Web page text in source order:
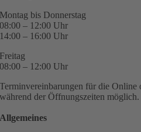
Montag bis Donnerstag
08:00 – 12:00 Uhr
14:00 – 16:00 Uhr
Freitag
08:00 – 12:00 Uhr
Terminvereinbarungen für die Online
während der Öffnungszeiten möglich.
Allgemeines